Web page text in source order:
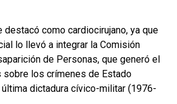
destacó como cardiocirujano, ya que
lo llevó a integrar la Comisión
de Personas, que generó el
sobre los crímenes de Estado
dictadura cívico-militar (1976-